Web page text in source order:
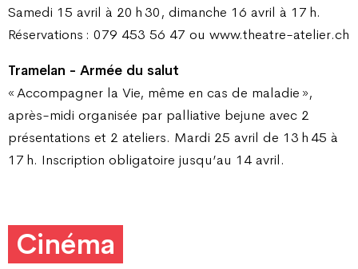
Samedi 15 avril à 20 h 30, dimanche 16 avril à 17 h.
Réservations : 079 453 56 47 ou www.theatre-atelier.ch
Tramelan - Armée du salut
« Accompagner la Vie, même en cas de maladie »,
après-midi organisée par palliative bejune avec 2
présentations et 2 ateliers. Mardi 25 avril de 13 h 45 à
17 h. Inscription obligatoire jusqu’au 14 avril.
Cinéma